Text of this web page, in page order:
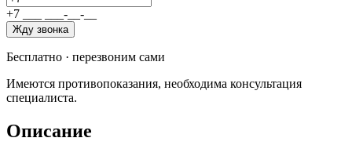
+7 - -
Жду звонка
Бесплатно · перезвоним сами
Имеются противопоказания, необходима консультация
специалиста.
Описание